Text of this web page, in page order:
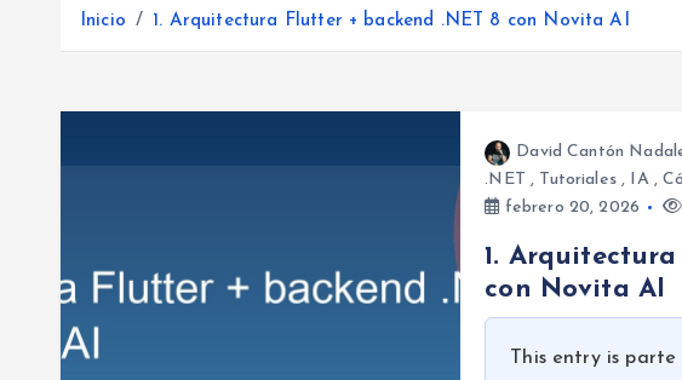
Inicio 1. Arquitectura Flutter + backend .NET 8 con Novita AI
David Cantón
.NET , Tutoriales, IA,
febrero 20, 2026
1.
con Novita AI
This entry is